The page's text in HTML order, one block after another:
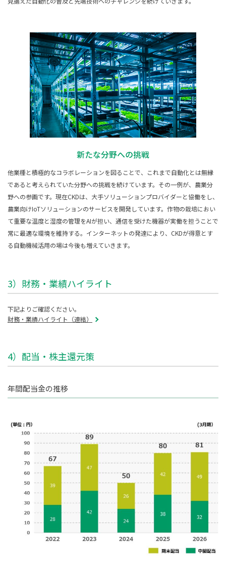
新たな分野への挑戦
他業種と積極的なコラボレーションを図ることで、これまで自動化とは無縁
であると考えられていた分野への挑戦を続けています。その一例が、農業分
野への参画です。現在CKDは、大手ソリューションプロバイダーと協働をし、
農業向けIoTソリューションのサービスを開発しています。作物の栽培におい
て重要な温度と湿度の管理をAIが担い、通信を受けた機器が実働を担うことで
常に最適な環境を維持する。インターネットの発達により、CKDが得意とす
る自動機械活用の場は今後も増えていきます。
3）財務・業績ハイライト
下記よりご確認ください。
財務・業績ハイライト（連結）
4）配当・株主還元策
年間配当金の推移